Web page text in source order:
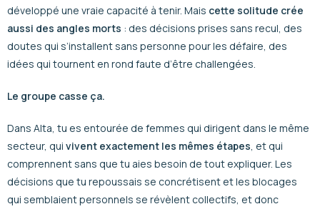
développé une vraie capacité à tenir. Mais cette solitude crée
aussi des angles morts : des décisions prises sans recul, des
doutes qui s’installent sans personne pour les défaire, des
idées qui tournent en rond faute d’être challengées.
Le groupe casse ça.
Dans Alta, tu es entourée de femmes qui dirigent dans le même
secteur, qui vivent exactement les mêmes étapes, et qui
comprennent sans que tu aies besoin de tout expliquer. Les
décisions que tu repoussais se concrétisent et les blocages
qui semblaient personnels se révèlent collectifs, et donc